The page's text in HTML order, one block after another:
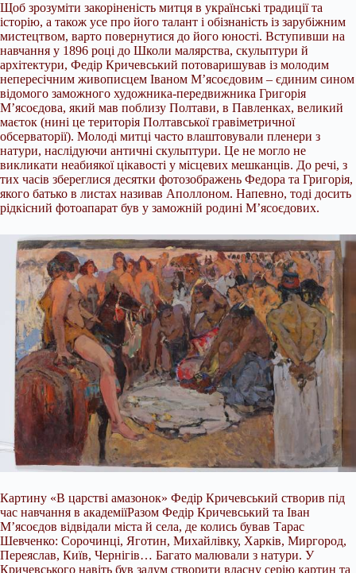
Щоб зрозуміти закоріненість митця в українські традиції та
історію, а також усе про його талант і обізнаність із зарубіжним
мистецтвом, варто повернутися до його юності. Вступивши на
навчання у 1896 році до Школи малярства, скульптури й
архітектури, Федір Кричевський потоваришував із молодим
непересічним живописцем Іваном М’ясоєдовим – єдиним сином
відомого заможного художника-передвижника Григорія
М’ясоєдова, який мав поблизу Полтави, в Павленках, великий
маєток (нині це територія Полтавської гравіметричної
обсерваторії). Молоді митці часто влаштовували пленери з
натури, наслідуючи античні скульптури. Це не могло не
викликати неабиякої цікавості у місцевих мешканців. До речі, з
тих часів збереглися десятки фотозображень Федора та Григорія,
якого батько в листах називав Аполлоном. Напевно, тоді досить
рідкісний фотоапарат був у заможній родині М’ясоєдових.
Картину «В царстві амазонок» Федір Кричевський створив під
час навчання в академіїРазом Федір Кричевський та Іван
М’ясоєдов відвідали міста й села, де колись бував Тарас
Шевченко: Сорочинці, Яготин, Михайлівку, Харків, Миргород,
Переяслав, Київ, Чернігів… Багато малювали з натури. У
Кричевського навіть був задум створити власну серію картин та